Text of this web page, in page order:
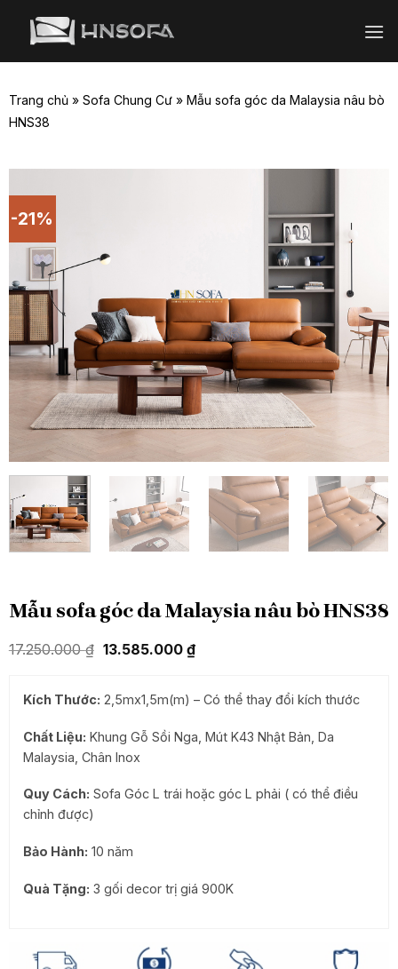
Trang chủ» Sofa Chung Cư» Mẫu sofa góc da Malaysia nâu bò
HNS38
-21%
Mẫu sofa góc da Malaysia nâu bò HNS38
17.250.000₫ Giá
17.250.000 ₫.
13.585.000 ₫Giá
hiện
là:
13.585.000 ₫.
Kích Thước: 2,5mx1,5m(m) – Có thể thay đổi kích thước
Chất Liệu: Khung Gỗ Sồi Nga, Mút K43 Nhật Bản, Da
Malaysia, Chân Inox
Quy Cách: Sofa Góc L trái hoặc góc L phải ( có thể điều
chỉnh được)
Bảo Hành: 10 năm
Quà Tặng: 3 gối decor trị giá 900K